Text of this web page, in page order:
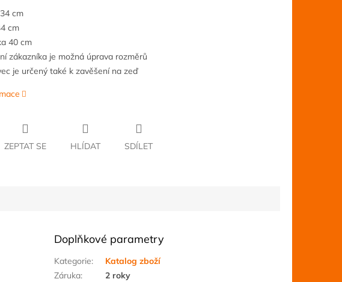
34 cm
cm
40 cm
zákazníka je možná úprava rozměrů
je určený také k zavěšení na zeď
ZEPTAT SE HLÍDAT SDÍLET
Doplňkové parametry
Kategorie:
Katalog zboží
Záruka: 2 roky